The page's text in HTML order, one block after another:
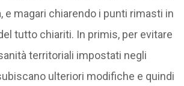
e magari chiarendo i punti rimasti in
tutto chiariti. In primis, per evitare
territoriali impostati negli
ulteriori modifiche e quindi